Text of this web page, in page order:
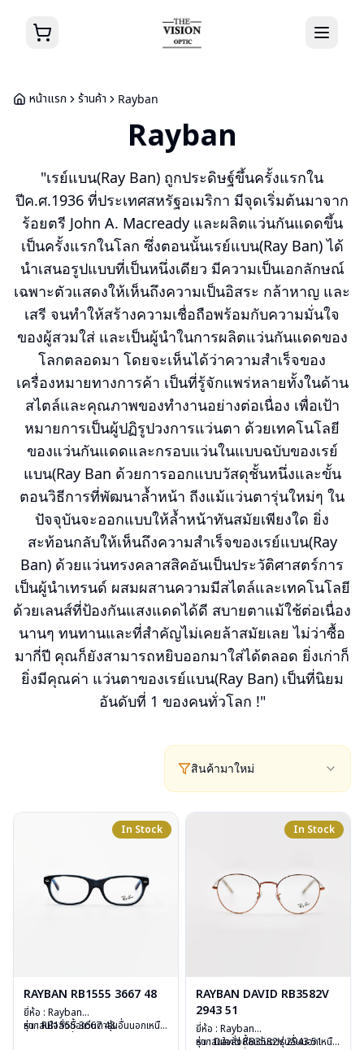
หน้าแรก ร้านค้า Rayban
Rayban
"เรย์แบน(Ray Ban) ถูกประดิษฐ์ขึ้นครั้งแรกใน
ปีค.ศ.1936 ที่ประเทศสหรัฐอเมริกา มีจุดเริ่มต้นมาจาก
ร้อยตรี John A. Macready และผลิตแว่นกันแดดขึ้น
เป็นครั้งแรกในโลก ซึ่งตอนนั้นเรย์แบน(Ray Ban) ได้
นำเสนอรูปแบบที่เป็นหนึ่งเดียว มีความเป็นเอกลักษณ์
เฉพาะตัวแสดงให้เห็นถึงความเป็นอิสระ กล้าหาญ และ
เสรี จนทำให้สร้างความเชื่อถือพร้อมกับความมั่นใจ
ของผู้สวมใส่ และเป็นผู้นำในการผลิตแว่นกันแดดของ
โลกตลอดมา โดยจะเห็นได้ว่าความสำเร็จของ
เครื่องหมายทางการค้า เป็นที่รู้จักแพร่หลายทั้งในด้าน
สไตล์และคุณภาพของทำงานอย่างต่อเนื่อง เพื่อเป้า
หมายการเป็นผู้ปฏิรูปวงการแว่นตา ด้วยเทคโนโลยี
ของแว่นกันแดดและกรอบแว่นในแบบฉบับของเรย์
แบน(Ray Ban ด้วยการออกแบบวัสดุชั้นหนึ่งและขั้น
ตอนวิธีการที่พัฒนาล้ำหน้า ถีงแม้แว่นตารุ่นใหม่ๆ ใน
ปัจจุบันจะออกแบบให้ล้ำหน้าทันสมัยเพียงใด ยิ่ง
สะท้อนกลับให้เห็นถึงความสำเร็จของเรย์แบน(Ray
Ban) ด้วยแว่นทรงคลาสสิคอันเป็นประวัติศาสตร์การ
เป็นผู้นำเทรนด์ ผสมผสานความมีสไตล์และเทคโนโลยี
ด้วยเลนส์ที่ป้องกันแสงแดดได้ดี สบายตาแม้ใช้ต่อเนื่อง
นานๆ ทนทานและที่สำคัญไม่เคยล้าสมัยเลย ไม่ว่าซื้อ
มากี่ปี คุณก็ยังสามารถหยิบออกมาใส่ได้ตลอด ยิ่งเก่าก็
ยิ่งมีคุณค่า แว่นตาของเรย์แบน(Ray Ban) เป็นที่นิยม
อันดับที่ 1 ของคนทั่วโลก !"
สินค้ามาใหม่
In Stock
RAYBAN RB1555 3667 48
ยี่ห้อ : Rayban
รุ่น : RB1555 3667 48
หากสนใจสั่งชื้อแว่นตารุ่นอื่นนอกเหนือ
In Stock
RAYBAN DAVID RB3582V
2943 51
ยี่ห้อ : Rayban
รุ่น : David RB3582V 2943 51
หากสนใจสั่งชื้อแว่นตารุ่นอื่นนอกเหนือ